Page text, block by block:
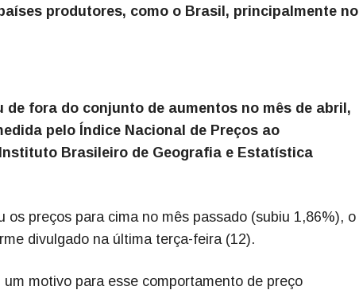
produtores, como o Brasil, principalmente no
fora do conjunto de aumentos no mês de abril,
pelo Índice Nacional de Preços ao
Brasileiro de Geografia e Estatística
preços para cima no mês passado (subiu 1,86%), o
divulgado na última terça-feira (12).
motivo para esse comportamento de preço